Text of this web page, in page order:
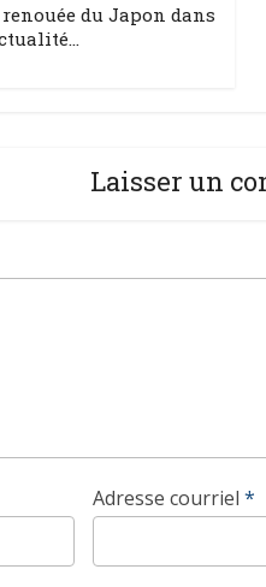
renouée du Japon dans
Laisser un
Adresse courriel *